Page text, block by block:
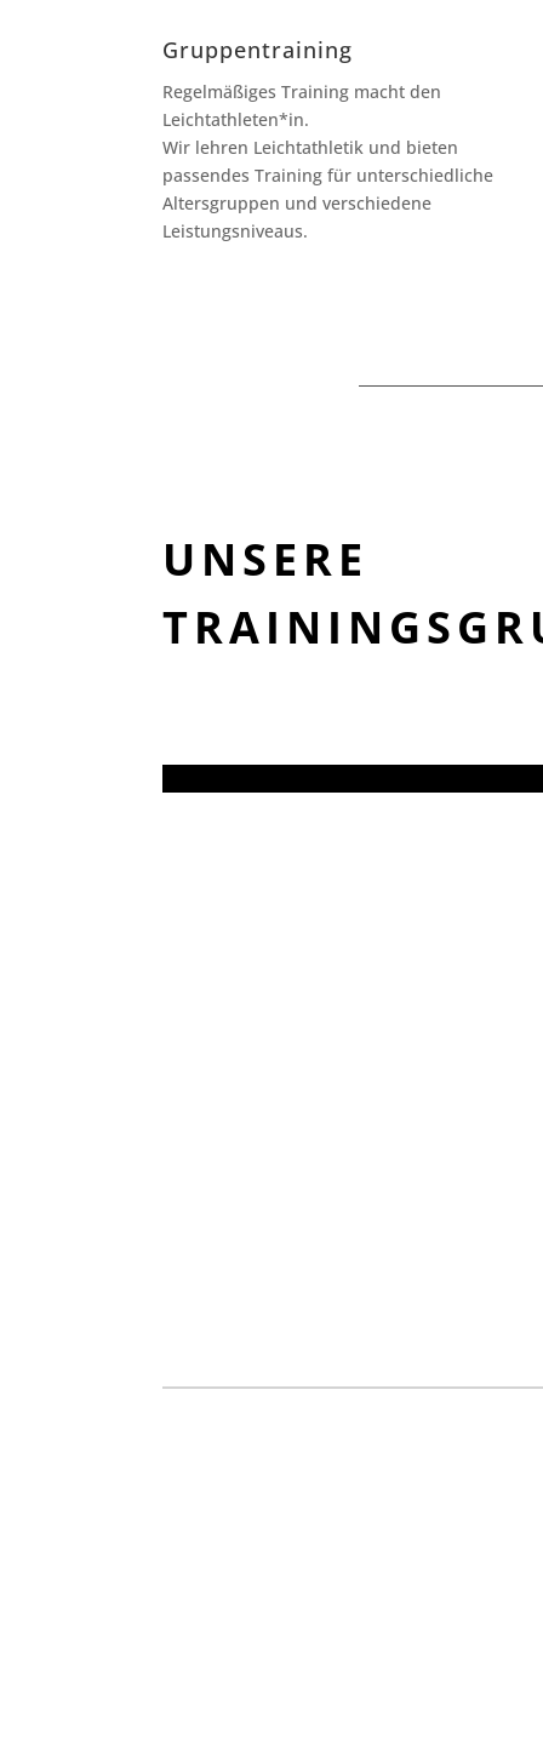
Gruppentraining
Regelmäßiges Training macht den
Leichtathleten*in.
Wir lehren Leichtathletik und bieten
passendes Training für unterschiedliche
Altersgruppen und verschiedene
Leistungsniveaus.
UNSERE
Klicks